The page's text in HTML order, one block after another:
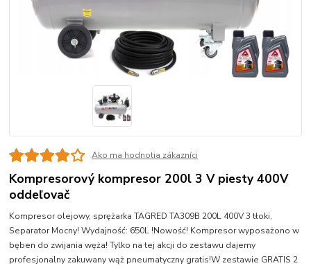
Ako ma hodnotia zákazníci
Kompresorový kompresor 200l 3 V piesty 400V
oddeľovač
Kompresor olejowy, sprężarka TAGRED TA309B 200L 400V 3 tłoki,
Separator Mocny! Wydajność: 650L !Nowość! Kompresor wyposażono w
bęben do zwijania węża! Tylko na tej akcji do zestawu dajemy
profesjonalny zakuwany wąż pneumatyczny gratis!W zestawie GRATIS 2